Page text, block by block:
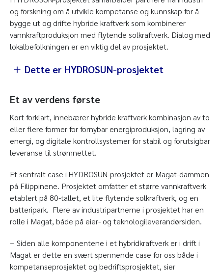
og forskning om å utvikle kompetanse og kunnskap for å
bygge ut og drifte hybride kraftverk som kombinerer
vannkraftproduksjon med flytende solkraftverk. Dialog med
lokalbefolkningen er en viktig del av prosjektet.
Dette er HYDROSUN-prosjektet
Grønn
plattform
Et av verdens første
Kort forklart, innebærer hybride kraftverk kombinasjon av to
eller flere former for fornybar energiproduksjon, lagring av
energi, og digitale kontrollsystemer for stabil og forutsigbar
leveranse til strømnettet.
Et sentralt case i HYDROSUN-prosjektet er Magat-dammen
på Filippinene. Prosjektet omfatter et større vannkraftverk
etablert på 80-tallet, et lite flytende solkraftverk, og en
batteripark. Flere av industripartnerne i prosjektet har en
rolle i Magat, både på eier- og teknologileverandørsiden.
− Siden alle komponentene i et hybridkraftverk er i drift i
Magat er dette en svært spennende case for oss både i
kompetanseprosjektet og bedriftsprosjektet, sier